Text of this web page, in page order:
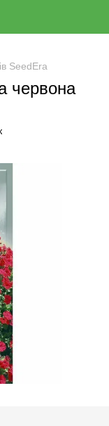
SeedEra
червона